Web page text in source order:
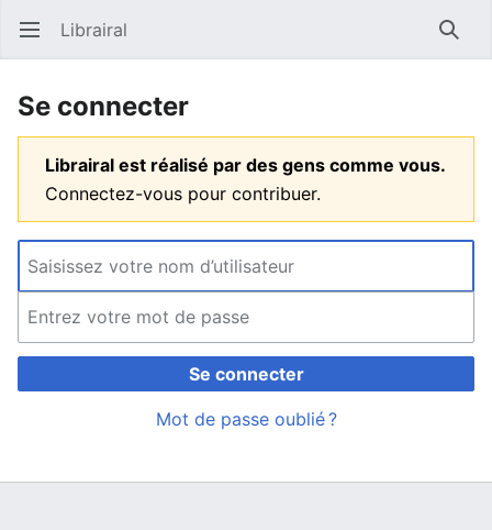
Ouvrir le menu principal Librairal
Se connecter
Librairal est réalisé par des gens comme vous.
Connectez-vous pour contribuer.
Se connecter
Mot de passe oublié ?